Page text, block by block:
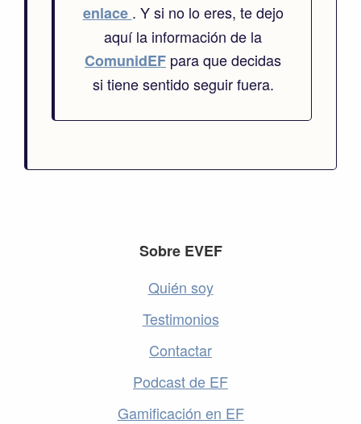
enlace . Y si no lo eres, te dejo
aquí la información de la
ComunidEF para que decidas
si tiene sentido seguir fuera.
Sobre EVEF
Quién soy
Testimonios
Contactar
Podcast de EF
Gamificación en EF